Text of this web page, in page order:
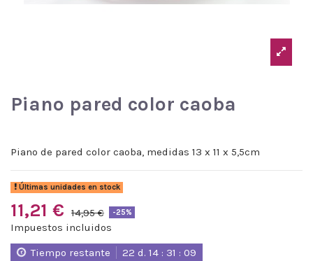
Piano pared color caoba
Piano de pared color caoba, medidas 13 x 11 x 5,5cm
Últimas unidades en stock
11,21 € 14,95 € -25%
Impuestos incluidos
Tiempo restante
22 d. 14 : 31 : 09